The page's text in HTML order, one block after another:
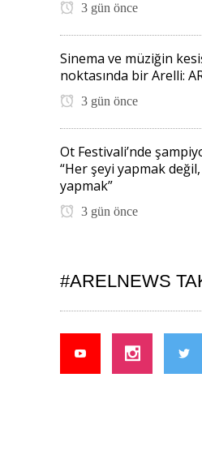
3 gün önce
Sinema ve müziğin
noktasında bir Arelli:
3 gün önce
Ot Festivali’nde
“Her şeyi yapmak
yapmak”
3 gün önce
#ARELNEWS